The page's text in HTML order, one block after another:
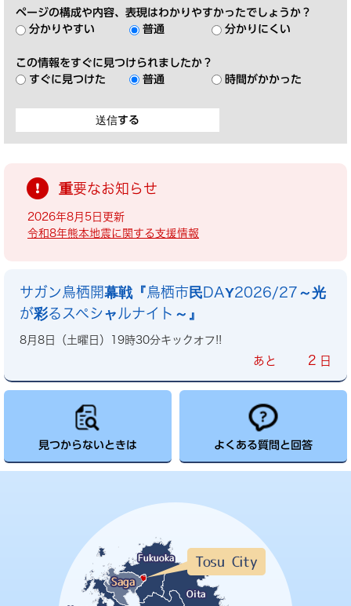
ページの構成や内容、表現はわかりやすかったでしょうか？
分かりやすい
普通 分かりにくい
この情報をすぐに見つけられましたか？
すぐに見つけた
普通 時間がかかった
重要なお知らせ
2026年8月5日更新
令和8年熊本地震に関する支援情報
サガン鳥栖開幕戦『鳥栖市民DAY2026/27～光
が彩るスペシャルナイト～』
8月8日（土曜日）19時30分キックオフ!!
あと 2 日
見つからないときは よくある質問と回答